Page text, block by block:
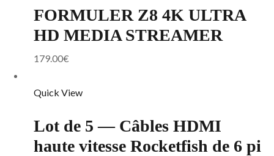
FORMULER Z8 4K ULTRA
HD MEDIA STREAMER
179.00€
Quick View
Lot de 5 — Câbles HDMI
haute vitesse Rocketfish de 6 pi